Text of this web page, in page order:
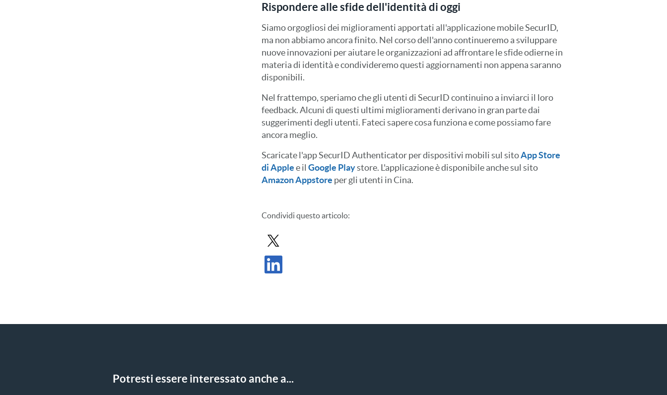
Rispondere alle sfide dell'identità di oggi
Siamo orgogliosi dei miglioramenti apportati all'applicazione mobile SecurID,
ma non abbiamo ancora finito. Nel corso dell'anno continueremo a sviluppare
nuove innovazioni per aiutare le organizzazioni ad affrontare le sfide odierne in
materia di identità e condivideremo questi aggiornamenti non appena saranno
disponibili.
Nel frattempo, speriamo che gli utenti di SecurID continuino a inviarci il loro
feedback. Alcuni di questi ultimi miglioramenti derivano in gran parte dai
suggerimenti degli utenti. Fateci sapere cosa funziona e come possiamo fare
ancora meglio.
Scaricate l'app SecurID Authenticator per dispositivi mobili sul sitoApp Store
di Applee il Google Playstore. L'applicazione è disponibile anche sul sito
Amazon Appstore per gli utenti in Cina.
Condividi questo articolo:
Condividi il post in X
Potresti essere interessato anche a...